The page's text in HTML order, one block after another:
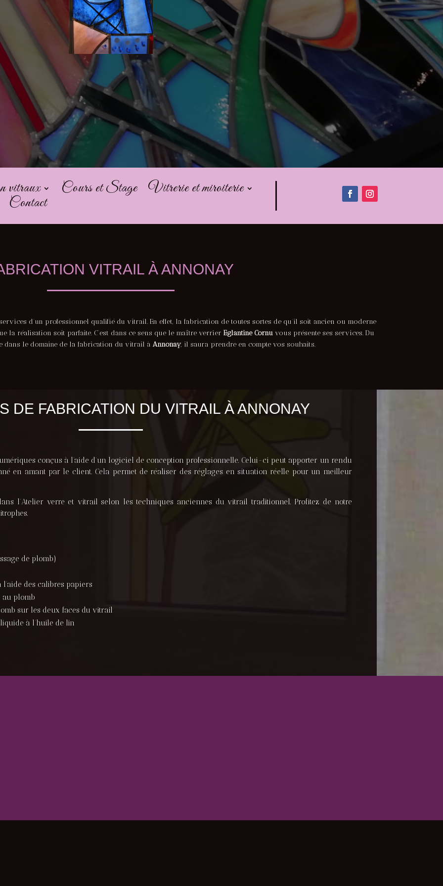
vitraux Cours et Stage
Vitrerie et miroiterie
Contact
VITRAIL À ANNONAY
d’un professionnel qualifié du vitrail. En effet, la fabrication de toutes sortes de qu’il soit ancien ou moderne
la réalisation soit parfaite. C’est dans ce sens que le maître verrier Eglantine Cornu vous présente ses services. Du
dans le domaine de la fabrication du vitrail à Annonay, il saura prendre en compte vos souhaits.
DE FABRICATION DU VITRAIL À ANNONAY
conçus à l’aide d’un logiciel de conception professionnelle. Celui-ci peut apporter un rendu
en amant par le client. Cela permet de réaliser des réglages en situation réelle pour un meilleur
l’Atelier verre et vitrail selon les techniques anciennes du vitrail traditionnel. Profitez de notre
de plomb)
des calibres papiers
au plomb
sur les deux faces du vitrail
à l’huile de lin